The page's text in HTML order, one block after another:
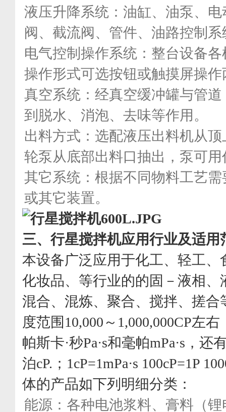
液压升降系统：油缸、油泵、
阀、截流阀、管件、油路控制
电气控制操作系统：整台设备
操作形式可选按钮或触摸屏操作
真空系统：经真空缓冲罐与管
到脱水、消泡、去味等作用。
出料方式：选配液压出料机从
轮泵从底部出料口抽出，泵可
其它系统：根据不同物料工艺
或其它装置。
三、 行星搅拌机应用行业及适用
本设备广泛应用于化工、轻工、
化妆品、等行业的的固－液相、
混合、混炼、聚合、搅拌、搓合
度范围10,000～1,000,000CP左
帕斯卡·秒Pa·s和毫帕mPa·s，
泊cP.；1cP=1mPa·s 100cP=1P
体的产品如下列明细分类：
能源：各种电池浆料、膏料（